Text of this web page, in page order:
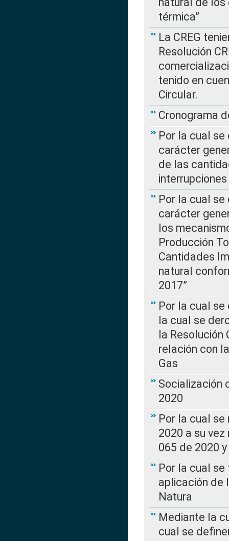
térmica”
La CREG
Resolución
tenido en
Circular.
Cronograma
Por la cual
carácter
de las
Por la cual
carácter
los
Producción
Cantidades
natural
2017”
Por la cual
la cual se
la Resolución
relación con
Gas
Socialización
2020
Por la cual se
2020 a su
065 de 2020
Por la cual
aplicación de
Natura
Mediante la
cual se